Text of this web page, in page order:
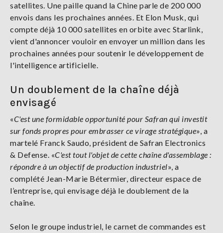
satellites. Une paille quand la Chine parle de 200 000
envois dans les prochaines années. Et Elon Musk, qui
compte déjà 10 000 satellites en orbite avec Starlink,
vient d'annoncer vouloir en envoyer un million dans les
prochaines années pour soutenir le développement de
l'intelligence artificielle.
Un doublement de la chaîne déjà
envisagé
«C'est une formidable opportunité pour Safran qui investit
sur fonds propres pour embrasser ce virage stratégique», a
martelé Franck Saudo, président de Safran Electronics
& Defense. «C'est tout l'objet de cette chaîne d'assemblage :
répondre à un objectif de production industriel», a
complété Jean-Marie Bétermier, directeur espace de
l’entreprise, qui envisage déjà le doublement de la
chaîne.
Selon le groupe industriel, le carnet de commandes est